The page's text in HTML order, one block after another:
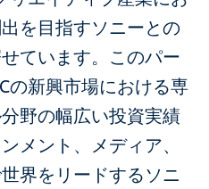
を目指すソニーとの
ています。このパー
の新興市場における専
野の幅広い投資実績
メント、メディア、
界をリードするソニ